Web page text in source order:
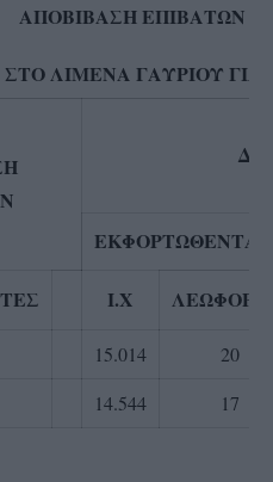
ΑΠΟΒΙΒΑΣΗ ΕΠΙΒΑΤΩΝ
ΣΤΟ ΛΙΜΕΝΑ ΓΑΥΡΙΟΥ ΓΙΑ
ΕΚΦΟΡΤΩΘΕΝΤΑ
Ι.Χ
15.014 20
14.544 17